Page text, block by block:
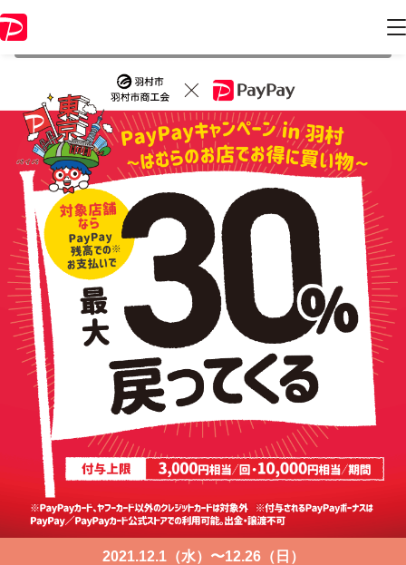
の情報はキャンペーン終了時点のものになります。
2021.12.1（水）〜12.26（日）